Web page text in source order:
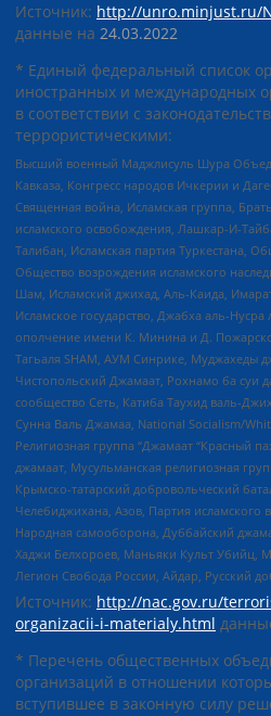
Источник: http://unro.minjust.ru/
данные на 24.03.2022
* Единый федеральный список
иностранных и международных
в соответствии с
террористическими:
Высший военный Маджлисуль Шура
Кавказа, Конгресс народов Ичкерии и
Священная война, Исламская группа,
исламского освобождения, Лашкар-И-
Талибан, Исламская партия Туркестана,
Общество возрождения исламского
Шам, Исламский джихад, Аль-Каида,
Исламское государство, Джабха аль-
ополчение имени К. Минина и Д.
Тагьаля SHAM, АУМ Синрике, Муджахеды
Чистопольский Джамаат, Рохнамо ба суи
сообщество Сеть, Катиба Таухид валь-
Сунна Валь Джамаа, National Socialism/
Религиозная группа “Джамаат “Красный
джамаат, Мусульманская религиозная
Крымско-татарский добровольческий
Челебиджихана, Азов, Партия исламского
Народная самооборона, Дуббайский
Хаджи Белхороев, Маньяки Культ Убийц,
Легион Свобода России, Айдар, Русский
Источник: http://nac.gov.ru/
organizacii-i-materialy.html
* Перечень общественных
организаций в отношении
вступившее в законную силу